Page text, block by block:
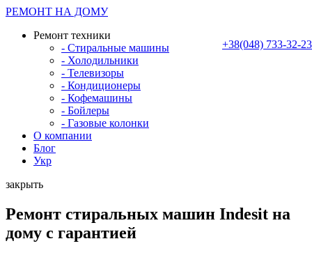
РЕМОНТ НА ДОМУ
Ремонт техники
- Стиральные машины
- Холодильники
- Телевизоры
- Кондиционеры
- Кофемашины
- Бойлеры
- Газовые колонки
О компании
Блог
Укр
закрыть
+38(048) 733-32-23
Ремонт стиральных машин Indesit на
дому с гарантией